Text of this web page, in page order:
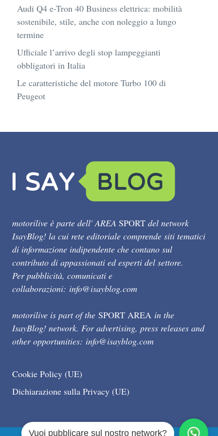
Audi Q4 e-Tron 40 Business elettrica: mobilità
sostenibile, stile, anche con noleggio a lungo
termine
Ufficiale l’arrivo degli stop lampeggianti
obbligatori in Italia
Le caratteristiche del motore Turbo 100 di
Peugeot
motorilive è parte dell' AREA SPORT del network
IsayBlog! la cui rete editoriale comprende siti tematici
di informazione indipendente che contano sul
contributo di appassionati ed esperti del settore.
Per pubblicità, comunicati e
collaborazioni: info@isayblog.com
motorilive is part of the SPORT AREA in the
IsayBlog! network. For advertising, press releases and
other opportunities: info@isayblog.com
Cookie Policy (UE)
Dichiarazione sulla Privacy (UE)
Vuoi pubblicare sul nostro network?